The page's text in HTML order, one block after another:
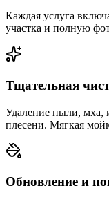
Каждая услуга
участка и полную
Тщательная
Удаление пыли, мха,
плесени. Мягкая
Обновление и